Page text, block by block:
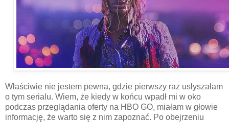
Właściwie nie jestem pewna, gdzie pierwszy raz usłyszałam
o tym serialu. Wiem, że kiedy w końcu wpadł mi w oko
podczas przeglądania oferty na HBO GO, miałam w głowie
informację, że warto się z nim zapoznać. Po obejrzeniu